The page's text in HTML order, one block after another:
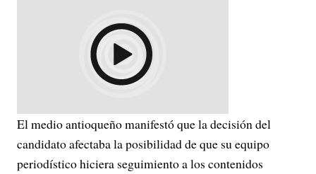
El medio antioqueño manifestó que la decisión del
candidato afectaba la posibilidad de que su equipo
periodístico hiciera seguimiento a los contenidos